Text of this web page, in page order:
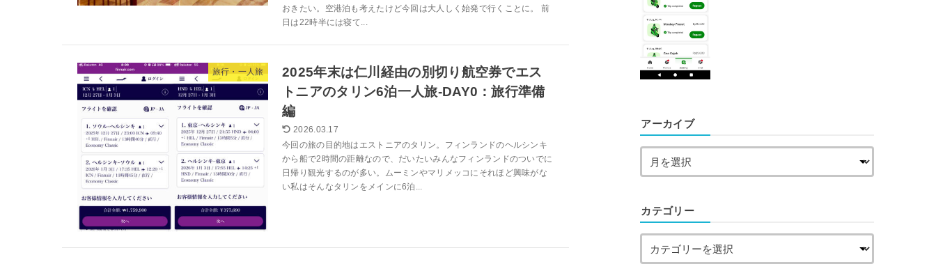
おきたい。空港泊も考えたけど今回は大人しく始発で行くことに。 前
日は22時半には寝て...
旅行・一人旅
2025年末は仁川経由の別切り航空券でエス
トニアのタリン6泊一人旅-DAY0：旅行準備
編
2026.03.17
今回の旅の目的地はエストニアのタリン。フィンランドのヘルシンキ
から船で2時間の距離なので、だいたいみんなフィンランドのついでに
日帰り観光するのが多い。ムーミンやマリメッコにそれほど興味がな
い私はそんなタリンをメインに6泊...
アーカイブ
カテゴリー